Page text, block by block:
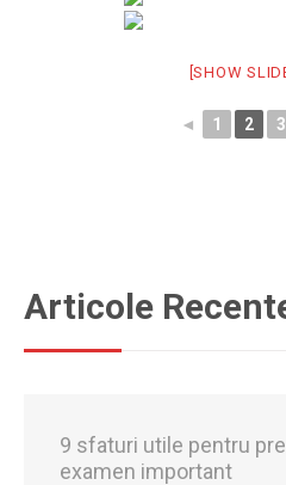
[SHOW
◄ 1 2 3
Articole
9 sfaturi utile pentru
examen important